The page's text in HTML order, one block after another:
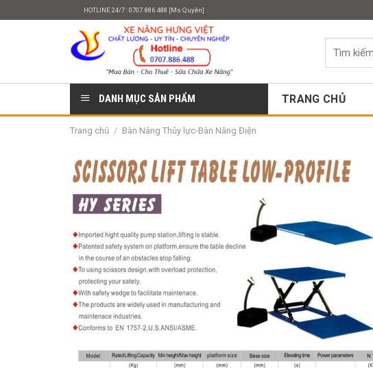
HOTLINE 24/7 : 0707.886.488 [Ms Quyên]
Tìm
DANH MỤC SẢN PHẨM
TRANG CHỦ
Trang chủ / Bàn Nâng Thủy lực-Bàn Nâng Điện